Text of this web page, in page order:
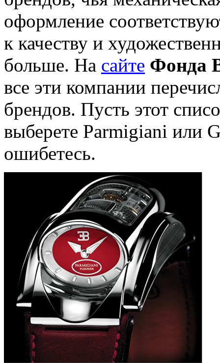
оформление
к качеству и
больше. На сайте Фонда
все эти компании
брендов. Пусть этот
выберете Parmigiani или
ошибетесь.